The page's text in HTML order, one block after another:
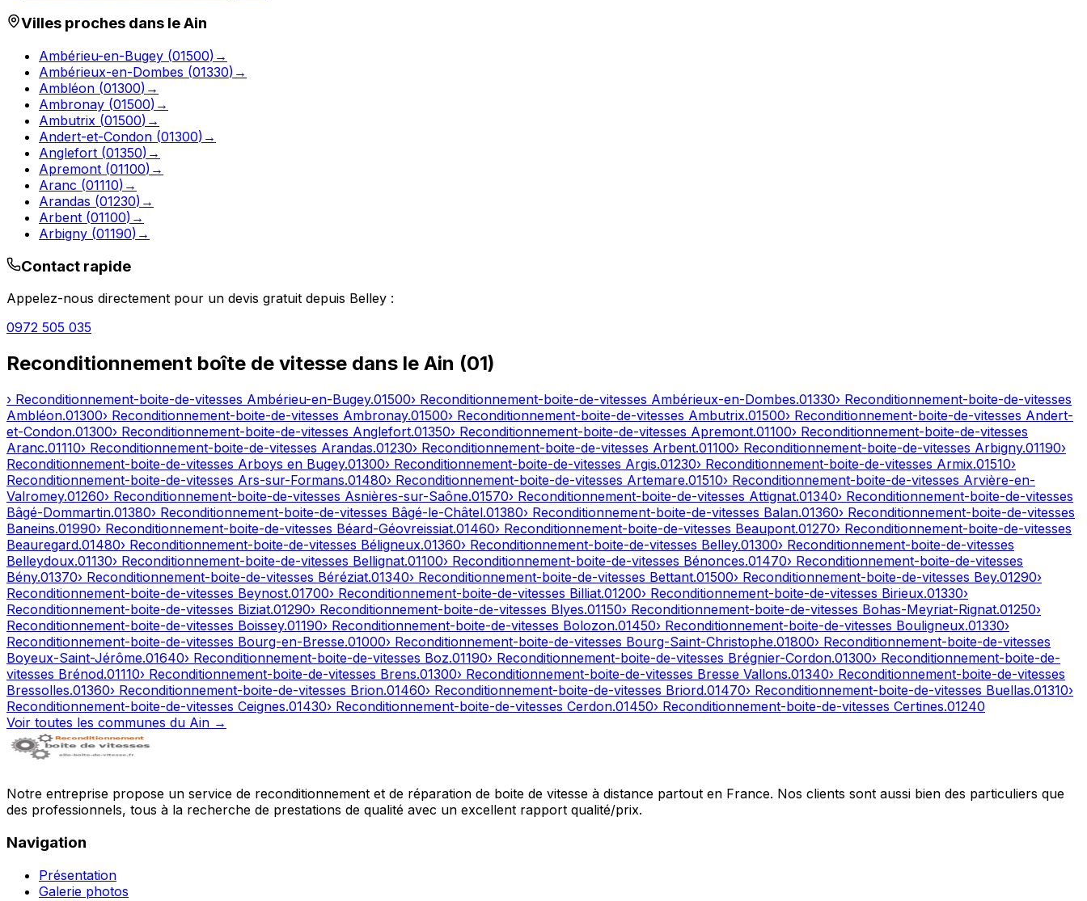
Villes proches dans leAin
Ambérieu-en-Bugey (01500) →
Ambérieux-en-Dombes (01330) →
Ambléon (01300) →
Ambronay (01500) →
Ambutrix (01500) →
Andert-et-Condon (01300) →
Anglefort (01350) →
Apremont (01100) →
Aranc (01110) →
Arandas (01230) →
Arbent (01100) →
Arbigny (01190) →
Contact rapide
Appelez-nous directement pour un devis gratuit depuis Belley :
0972 505 035
Reconditionnement boîte de vitesse dans le Ain (01)
› Reconditionnement-boite-de-vitesses Ambérieu-en-Bugey.01500› Reconditionnement-boite-de-vitesses Ambérieux-en-Dombes.01330› Reconditionnement-boite-de-vitesses
Ambléon.01300› Reconditionnement-boite-de-vitesses Ambronay.01500› Reconditionnement-boite-de-vitesses Ambutrix.01500› Reconditionnement-boite-de-vitesses Andert-
et-Condon.01300› Reconditionnement-boite-de-vitesses Anglefort.01350› Reconditionnement-boite-de-vitesses Apremont.01100› Reconditionnement-boite-de-vitesses
Aranc.01110› Reconditionnement-boite-de-vitesses Arandas.01230› Reconditionnement-boite-de-vitesses Arbent.01100› Reconditionnement-boite-de-vitesses Arbigny.01190›
Reconditionnement-boite-de-vitesses Arboys en Bugey.01300› Reconditionnement-boite-de-vitesses Argis.01230› Reconditionnement-boite-de-vitesses Armix.01510›
Reconditionnement-boite-de-vitesses Ars-sur-Formans.01480› Reconditionnement-boite-de-vitesses Artemare.01510› Reconditionnement-boite-de-vitesses Arvière-en-
Valromey.01260› Reconditionnement-boite-de-vitesses Asnières-sur-Saône.01570› Reconditionnement-boite-de-vitesses Attignat.01340› Reconditionnement-boite-de-vitesses
Bâgé-Dommartin.01380› Reconditionnement-boite-de-vitesses Bâgé-le-Châtel.01380› Reconditionnement-boite-de-vitesses Balan.01360› Reconditionnement-boite-de-vitesses
Baneins.01990› Reconditionnement-boite-de-vitesses Béard-Géovreissiat.01460› Reconditionnement-boite-de-vitesses Beaupont.01270› Reconditionnement-boite-de-vitesses
Beauregard.01480› Reconditionnement-boite-de-vitesses Béligneux.01360› Reconditionnement-boite-de-vitesses Belley.01300› Reconditionnement-boite-de-vitesses
Belleydoux.01130› Reconditionnement-boite-de-vitesses Bellignat.01100› Reconditionnement-boite-de-vitesses Bénonces.01470› Reconditionnement-boite-de-vitesses
Bény.01370› Reconditionnement-boite-de-vitesses Béréziat.01340› Reconditionnement-boite-de-vitesses Bettant.01500› Reconditionnement-boite-de-vitesses Bey.01290›
Reconditionnement-boite-de-vitesses Beynost.01700› Reconditionnement-boite-de-vitesses Billiat.01200› Reconditionnement-boite-de-vitesses Birieux.01330›
Reconditionnement-boite-de-vitesses Biziat.01290› Reconditionnement-boite-de-vitesses Blyes.01150› Reconditionnement-boite-de-vitesses Bohas-Meyriat-Rignat.01250›
Reconditionnement-boite-de-vitesses Boissey.01190› Reconditionnement-boite-de-vitesses Bolozon.01450› Reconditionnement-boite-de-vitesses Bouligneux.01330›
Reconditionnement-boite-de-vitesses Bourg-en-Bresse.01000› Reconditionnement-boite-de-vitesses Bourg-Saint-Christophe.01800› Reconditionnement-boite-de-vitesses
Boyeux-Saint-Jérôme.01640› Reconditionnement-boite-de-vitesses Boz.01190› Reconditionnement-boite-de-vitesses Brégnier-Cordon.01300› Reconditionnement-boite-de-
vitesses Brénod.01110› Reconditionnement-boite-de-vitesses Brens.01300› Reconditionnement-boite-de-vitesses Bresse Vallons.01340› Reconditionnement-boite-de-vitesses
Bressolles.01360› Reconditionnement-boite-de-vitesses Brion.01460› Reconditionnement-boite-de-vitesses Briord.01470› Reconditionnement-boite-de-vitesses Buellas.01310›
Reconditionnement-boite-de-vitesses Ceignes.01430› Reconditionnement-boite-de-vitesses Cerdon.01450› Reconditionnement-boite-de-vitesses Certines.01240
Voir toutes les communes du Ain →
Notre entreprise propose un service de reconditionnement et de réparation de boite de vitesse à distance partout en France. Nos clients sont aussi bien des particuliers que
des professionnels, tous à la recherche de prestations de qualité avec un excellent rapport qualité/prix.
Navigation
Présentation
Galerie photos